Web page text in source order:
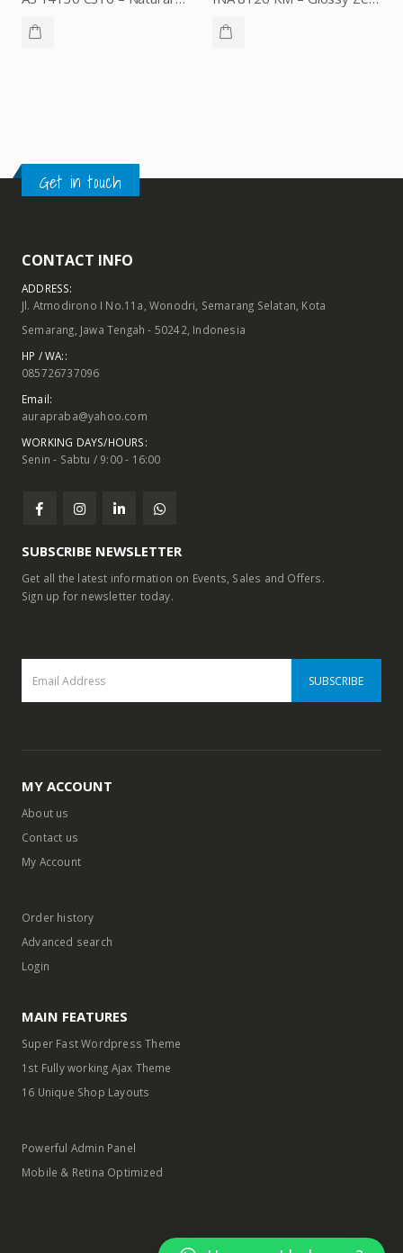
Get in touch
CONTACT INFO
ADDRESS:
Jl. Atmodirono I No.11a, Wonodri, Semarang Selatan, Kota
Semarang, Jawa Tengah - 50242, Indonesia
HP / WA::
085726737096
Email:
aurapraba@yahoo.com
WORKING DAYS/HOURS:
Senin - Sabtu / 9:00 - 16:00
SUBSCRIBE NEWSLETTER
Get all the latest information on Events, Sales and Offers.
Sign up for newsletter today.
MY ACCOUNT
About us
Contact us
My Account
Order history
Advanced search
Login
MAIN FEATURES
Super Fast Wordpress Theme
1st Fully working Ajax Theme
16 Unique Shop Layouts
Powerful Admin Panel
Mobile & Retina Optimized